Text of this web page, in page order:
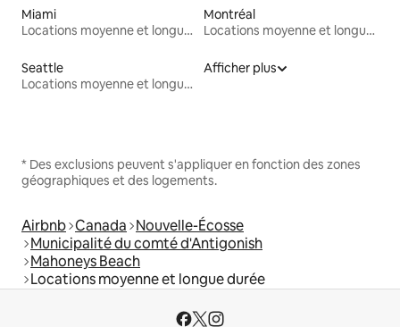
Miami
Locations moyenne et longue durée
Montréal
Locations moyenne et longue durée
Seattle
Locations moyenne et longue durée
Afficher plus
* Des exclusions peuvent s'appliquer en fonction des zones
géographiques et des logements.
Airbnb Canada Nouvelle-Écosse
Municipalité du comté d'Antigonish
Mahoneys Beach
Locations moyenne et longue durée